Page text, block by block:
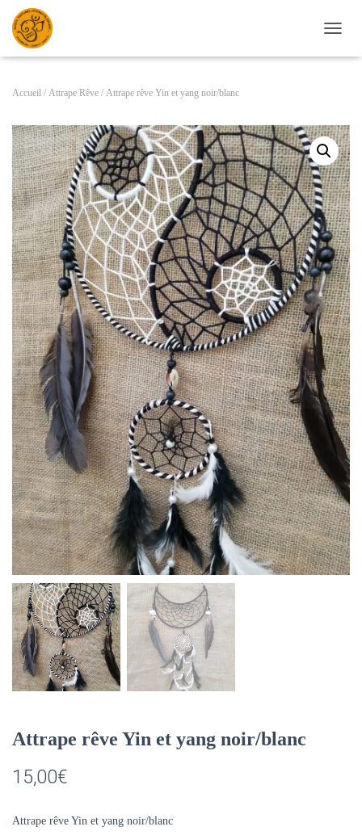
É
R
L
A
N
A
V
I
G
A
T
I
O
N
Accueil / Attrape Rêve / Attrape rêve Yin et yang noir/blanc
Attrape rêve Yin et yang noir/blanc
15,00€
Attrape rêve Yin et yang noir/blanc